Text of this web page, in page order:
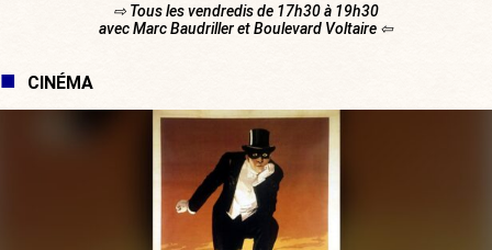
⇨ Tous les vendredis de 17h30 à 19h30
avec Marc Baudriller et Boulevard Voltaire ⇦
CINÉMA